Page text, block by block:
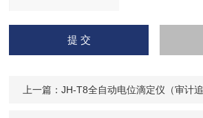
请
输入计算结果（填写阿拉
伯数字），如：三加四=7
上一篇：JH-T8全自动电位滴定仪（审计追